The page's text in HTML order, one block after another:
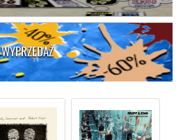
WYPRZEDAŻ